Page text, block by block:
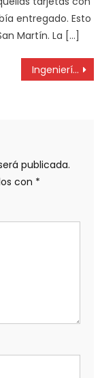
entregado. Esto
Martín. La […]
Ingeniería convoca a padres y familiares de los ingresantes
publicada.
con *